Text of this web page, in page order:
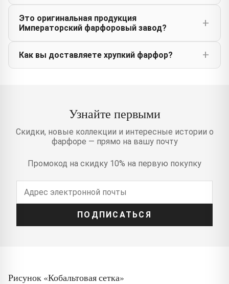
Это оригинальная продукция
Императорский фарфоровый завод?
Как вы доставляете хрупкий фарфор?
Узнайте первыми
Скидки, новые коллекции и интересные истории о
фарфоре — прямо на вашу почту
Промокод на скидку 10% на первую покупку
ПОДПИСАТЬСЯ
Рисунок «Кобальтовая сетка»